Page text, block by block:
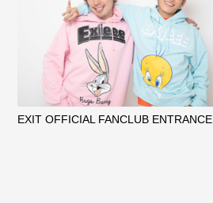
EXIT OFFICIAL FANCLUB ENTRANCE